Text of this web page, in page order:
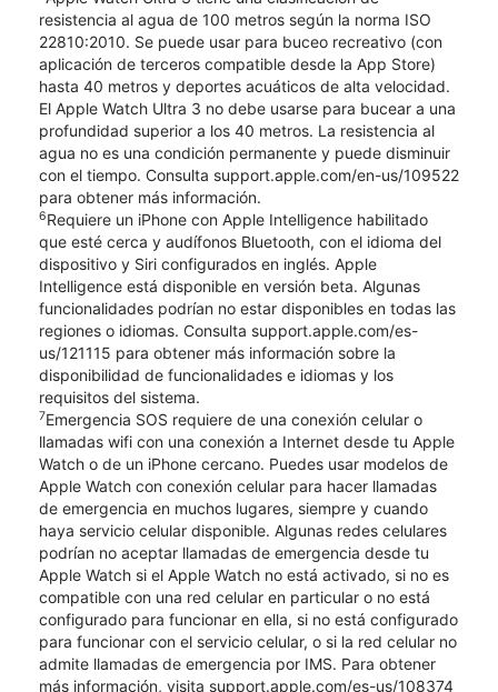
resistencia al agua de 100 metros según la norma ISO
22810:2010. Se puede usar para buceo recreativo (con
aplicación de terceros compatible desde la App Store)
hasta 40 metros y deportes acuáticos de alta velocidad.
El Apple Watch Ultra 3 no debe usarse para bucear a una
profundidad superior a los 40 metros. La resistencia al
agua no es una condición permanente y puede disminuir
con el tiempo. Consulta support.apple.com/en-us/109522
para obtener más información.
6Requiere un iPhone con Apple Intelligence habilitado
que esté cerca y audífonos Bluetooth, con el idioma del
dispositivo y Siri configurados en inglés. Apple
Intelligence está disponible en versión beta. Algunas
funcionalidades podrían no estar disponibles en todas las
regiones o idiomas. Consulta support.apple.com/es-
us/121115 para obtener más información sobre la
disponibilidad de funcionalidades e idiomas y los
requisitos del sistema.
7Emergencia SOS requiere de una conexión celular o
llamadas wifi con una conexión a Internet desde tu Apple
Watch o de un iPhone cercano. Puedes usar modelos de
Apple Watch con conexión celular para hacer llamadas
de emergencia en muchos lugares, siempre y cuando
haya servicio celular disponible. Algunas redes celulares
podrían no aceptar llamadas de emergencia desde tu
Apple Watch si el Apple Watch no está activado, si no es
compatible con una red celular en particular o no está
configurado para funcionar en ella, si no está configurado
para funcionar con el servicio celular, o si la red celular no
admite llamadas de emergencia por IMS. Para obtener
más información, visita support.apple.com/es-us/108374